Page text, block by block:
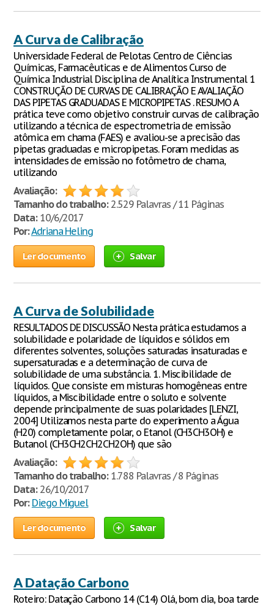
A Curva de Calibração
Universidade Federal de Pelotas Centro de Ciências
Químicas, Farmacêuticas e de Alimentos Curso de
Química Industrial Disciplina de Analítica Instrumental 1
CONSTRUÇÃO DE CURVAS DE CALIBRAÇÃO E AVALIAÇÃO
DAS PIPETAS GRADUADAS E MICROPIPETAS . RESUMO A
prática teve como objetivo construir curvas de calibração
utilizando a técnica de espectrometria de emissão
atômica em chama (FAES) e avaliou-se a precisão das
pipetas graduadas e micropipetas. Foram medidas as
intensidades de emissão no fotômetro de chama,
utilizando
Avaliação:
Tamanho do trabalho:2.529 Palavras / 11 Páginas
Data:10/6/2017
Por:Adriana Heling
Ler documento Salvar
A Curva de Solubilidade
RESULTADOS DE DISCUSSÃO Nesta prática estudamos a
solubilidade e polaridade de líquidos e sólidos em
diferentes solventes, soluções saturadas insaturadas e
supersaturadas e a determinação de curva de
solubilidade de uma substância. 1. Miscibilidade de
líquidos. Que consiste em misturas homogêneas entre
líquidos, a Miscibilidade entre o soluto e solvente
depende principalmente de suas polaridades [LENZI,
2004] Utilizamos nesta parte do experimento a Água
(H20) completamente polar, o Etanol (CH3CH3OH) e
Butanol (CH3CH2CH2CH2OH) que são
Avaliação:
Tamanho do trabalho:1.788 Palavras / 8 Páginas
Data:26/10/2017
Por: Diego Miguel
Ler documento Salvar
A Datação Carbono
Roteiro: Datação Carbono 14 (C14) Olá, bom dia, boa tarde